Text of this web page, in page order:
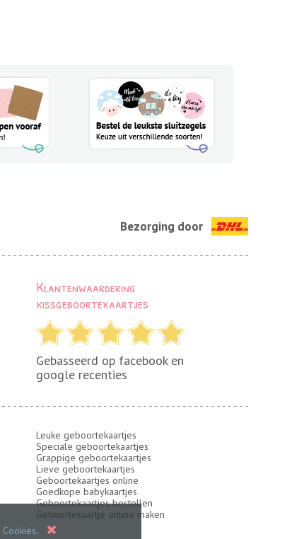
Bezorging door
Klantenwaardering
kissgeboortekaartjes
Gebasseerd op facebook en
google recenties
Leuke geboortekaartjes
Speciale geboortekaartjes
Grappige geboortekaartjes
Lieve geboortekaartjes
Geboortekaartjes online
Goedkope babykaartjes
Geboortekaartjes bestellen
Geboortekaartje online maken
Cookies.